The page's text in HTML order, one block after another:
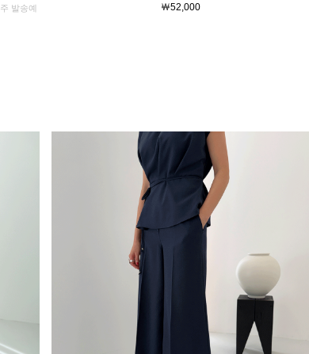
발송예
￦52,000